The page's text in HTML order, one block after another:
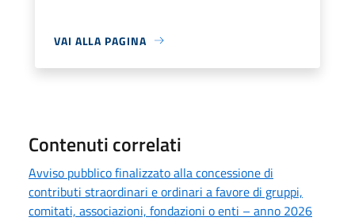
VAI ALLA PAGINA
Contenuti correlati
Avviso pubblico finalizzato alla concessione di
contributi straordinari e ordinari a favore di gruppi,
comitati, associazioni, fondazioni o enti – anno 2026